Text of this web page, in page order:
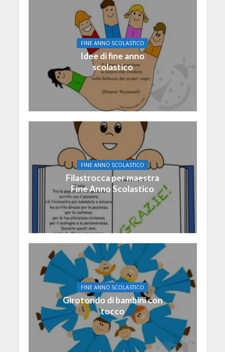
FINE ANNO SCOLASTICO
Idee di fine anno
scolastico
FINE ANNO SCOLASTICO
Filastrocca per maestra
Fine Anno Scolastico
FINE ANNO SCOLASTICO
Girotondo di bambini con
tocco